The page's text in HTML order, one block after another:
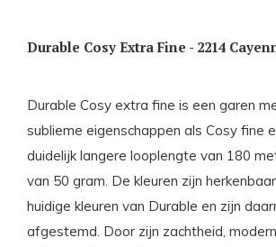
Durable Cosy Extra Fine - 2214
Durable Cosy extra fine is een garen
sublieme eigenschappen als Cosy fine
duidelijk langere looplengte van 180
van 50 gram. De kleuren zijn
huidige kleuren van Durable en zijn
afgestemd. Door zijn zachtheid,